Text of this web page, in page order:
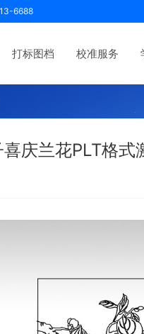
6688
打标图档 校准服务
庆兰花PLT格式